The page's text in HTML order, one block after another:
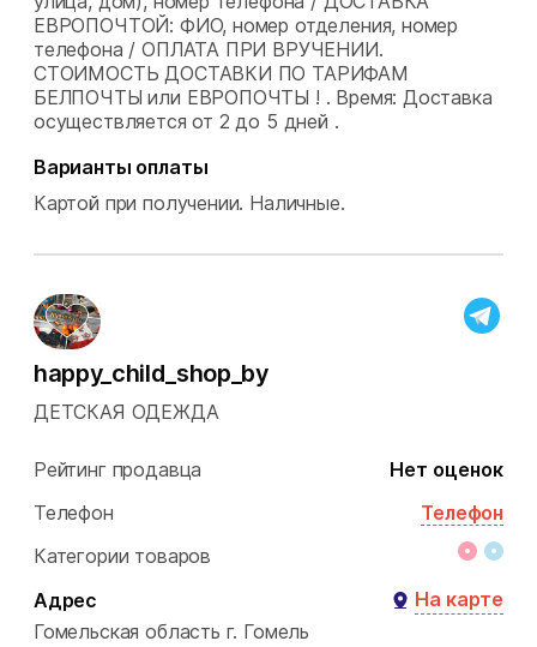
ЕВРОПОЧТОЙ: ФИО, номер отделения, номер
телефона / ОПЛАТА ПРИ ВРУЧЕНИИ.
СТОИМОСТЬ ДОСТАВКИ ПО ТАРИФАМ
БЕЛПОЧТЫ или ЕВРОПОЧТЫ ! . Время: Доставка
осуществляется от 2 до 5 дней .
Варианты оплаты
Картой при получении. Наличные.
happy_child_shop_by
ДЕТСКАЯ ОДЕЖДА
Рейтинг продавца
Нет оценок
Телефон
Телефон
Категории товаров
Адрес
На карте
Гомельская область г. Гомель